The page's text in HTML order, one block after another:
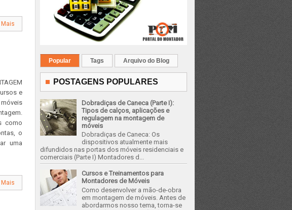
Mais
e
como
o
uma
Mais
Popular Tags Arquivo do Blog
POSTAGENS POPULARES
Dobradiças de Caneca (Parte I):
Tipos de calços, aplicações e
regulagem na montagem de
móveis
Dobradiças de Caneca: Os
dispositivos atualmente mais
difundidos nas portas dos móveis residenciais e
comerciais (Parte I) Montadores d...
Cursos e Treinamentos para
Montadores de Móveis
Como desenvolver a mão-de-obra
em montagem de móveis. Antes de
abordarmos nosso tema, torna-se